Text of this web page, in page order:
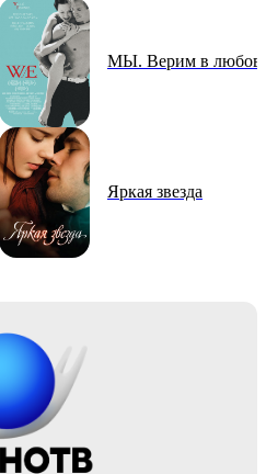
МЫ. Верим в
Яркая звезда